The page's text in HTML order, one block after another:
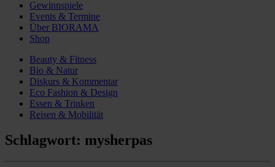
Gewinnspiele
Events & Termine
Über BIORAMA
Shop
Beauty & Fitness
Bio & Natur
Diskurs & Kommentar
Eco Fashion & Design
Essen & Trinken
Reisen & Mobilität
Schlagwort: mysherpas